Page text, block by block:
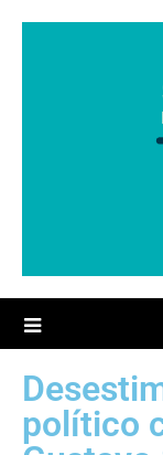
político